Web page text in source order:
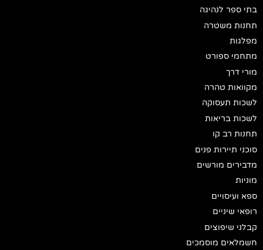
בתי ספר לנהיגה
תחנות משטרה
מפלגות
מתחמי ספורט
מורי דרך
מקוואות טהרה
לשכות תעסוקה
לשכות בריאות
תחנות רב קו
סוכני תיירות פנים
מדבירים מורשים
מוניות
ספא ועיסויים
רופאי שיניים
קבלני שיפוצים
חשמלאים מוסמכים